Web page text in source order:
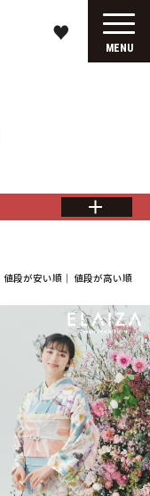
♥
MENU
値段が安い順 ｜ 値段が高い順